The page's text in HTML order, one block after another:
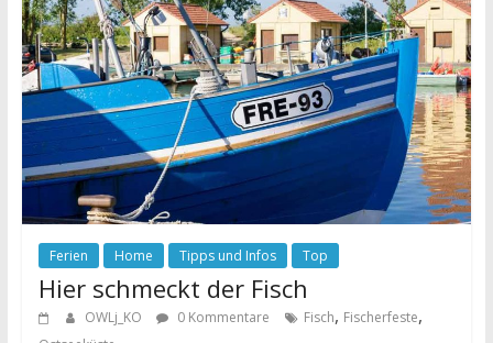
Ferien Home Tipps und Infos Top
Hier schmeckt der Fisch
OWLj_KO 0 Kommentare Fisch, Fischerfeste,